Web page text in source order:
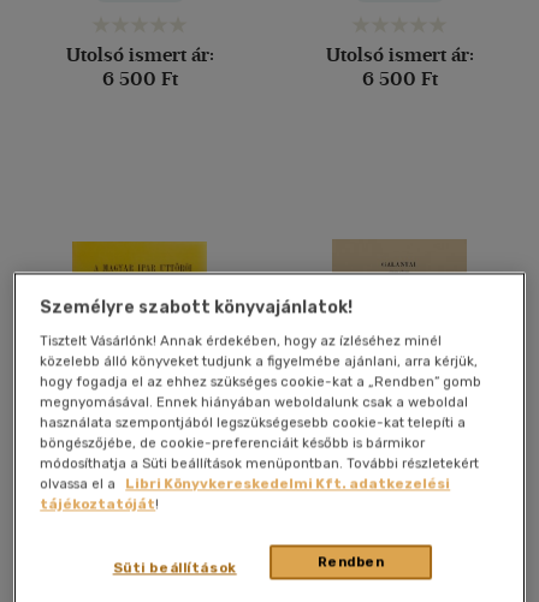
Elérhetőség
500 Ft alatt(14)
500 Ft - 2500 Ft(16298)
2500 Ft - 4500 Ft(8249)
4500 Ft felett (8647)
Korosztály szerint
Gyermek(8)
Ifjúsági(34)
Utolsó ismert ár:
6 500 Ft
Utolsó ismert ár:
6 500 Ft
A magyar ipar úttörői -
Élet- és jellemrajzok
Gelléri Mór
Galantai gróf Eszterházy
Miklós, Magyarország
Személyre szabott könyvajánlatok!
Tisztelt Vásárlónk! Annak érdekében, hogy az ízléséhez minél
közelebb álló könyveket tudjunk a figyelmébe ajánlani, arra kérjük,
hogy fogadja el az ehhez szükséges cookie-kat a „Rendben” gomb
megnyomásával. Ennek hiányában weboldalunk csak a weboldal
használata szempontjából legszükségesebb cookie-kat telepíti a
böngészőjébe, de cookie-preferenciáit később is bármikor
módosíthatja a Süti beállítások menüpontban. További részletekért
olvassa el a
Libri Könyvkereskedelmi Kft. adatkezelési
tájékoztatóját!
Rendben
Süti beállítások